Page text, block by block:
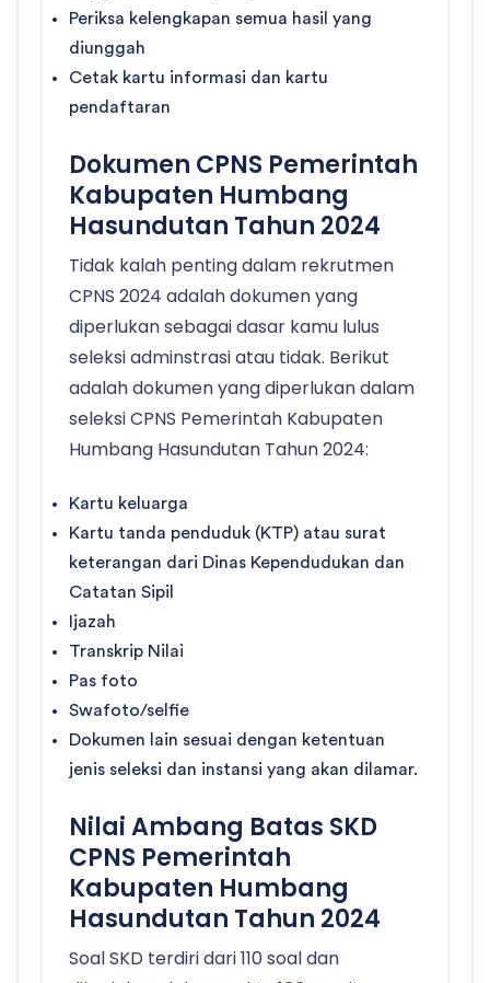
Periksa kelengkapan semua hasil yang
diunggah
Cetak kartu informasi dan kartu
pendaftaran
Dokumen CPNS Pemerintah
Kabupaten Humbang
Hasundutan Tahun 2024
Tidak kalah penting dalam rekrutmen
CPNS 2024 adalah dokumen yang
diperlukan sebagai dasar kamu lulus
seleksi adminstrasi atau tidak. Berikut
adalah dokumen yang diperlukan dalam
seleksi CPNS Pemerintah Kabupaten
Humbang Hasundutan Tahun 2024:
Kartu keluarga
Kartu tanda penduduk (KTP) atau surat
keterangan dari Dinas Kependudukan dan
Catatan Sipil
Ijazah
Transkrip Nilai
Pas foto
Swafoto/selfie
Dokumen lain sesuai dengan ketentuan
jenis seleksi dan instansi yang akan dilamar.
Nilai Ambang Batas SKD
CPNS Pemerintah
Kabupaten Humbang
Hasundutan Tahun 2024
Soal SKD terdiri dari 110 soal dan